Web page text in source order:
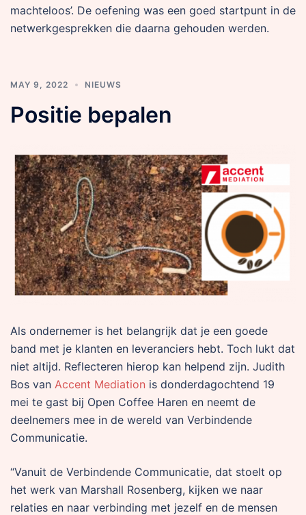
machteloos’. De oefening was een goed startpunt in de
netwerkgesprekken die daarna gehouden werden.
MAY 9, 2022 NIEUWS
Positie bepalen
Als ondernemer is het belangrijk dat je een goede
band met je klanten en leveranciers hebt. Toch lukt dat
niet altijd. Reflecteren hierop kan helpend zijn. Judith
Bos van Accent Mediation is donderdagochtend 19
mei te gast bij Open Coffee Haren en neemt de
deelnemers mee in de wereld van Verbindende
Communicatie.
“Vanuit de Verbindende Communicatie, dat stoelt op
het werk van Marshall Rosenberg, kijken we naar
relaties en naar verbinding met jezelf en de mensen